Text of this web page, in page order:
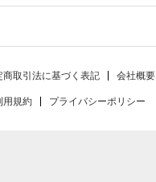
商取引法に基づく表記 会社概要
用規約 プライバシーポリシー